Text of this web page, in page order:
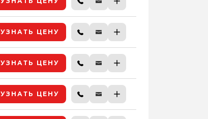
УЗНАТЬ ЦЕНУ
УЗНАТЬ ЦЕНУ
УЗНАТЬ ЦЕНУ